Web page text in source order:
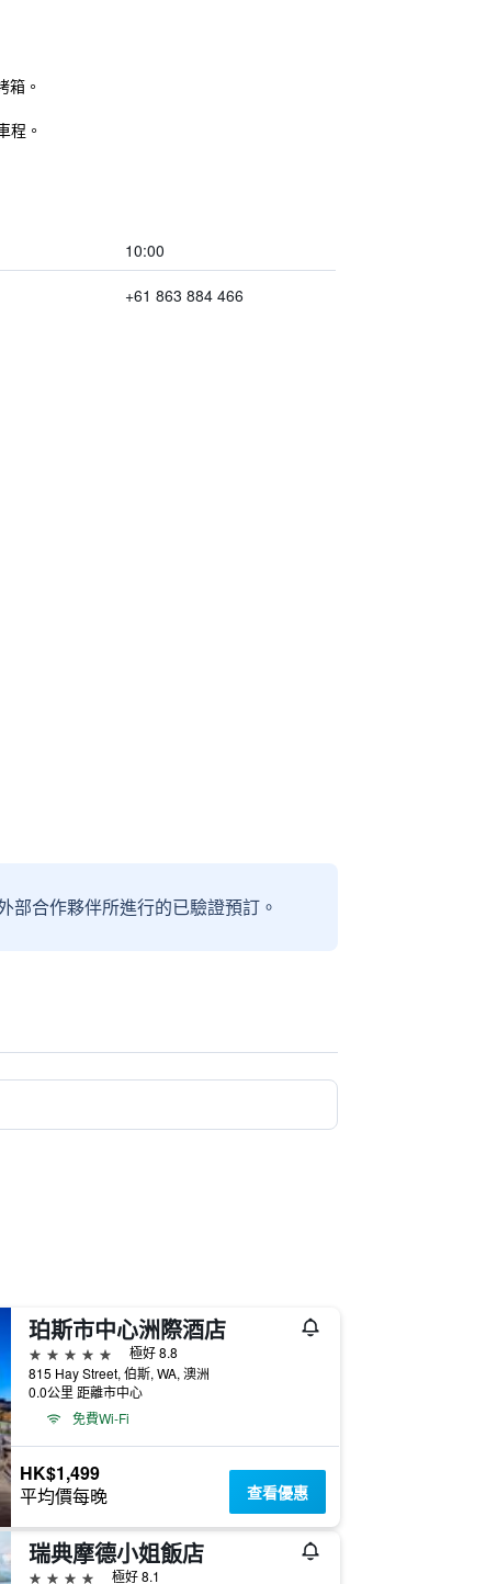
箱。
程。
10:00
+61 863 884 466
合作夥伴所進行的已驗證預訂。
珀斯市中心洲際酒店
5星級
極好 8.8
815 Hay Street, 伯斯, WA, 澳洲
0.0公里 距離市中心
免費Wi-Fi
HK$1,499
平均價每晚 查看優惠
瑞典摩德小姐飯店
4星級 極好 8.1